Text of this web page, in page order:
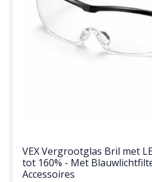
VEX Vergrootglas Bril met
tot 160% - Met
Accessoires